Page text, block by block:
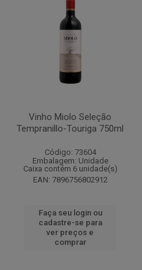
Vinho Miolo Seleção
Tempranillo-Touriga 750ml
Código: 73604
Embalagem: Unidade
Caixa contém 6 unidade(s)
EAN: 7896756802912
Faça seu login ou
cadastre-se para
ver preços e
comprar